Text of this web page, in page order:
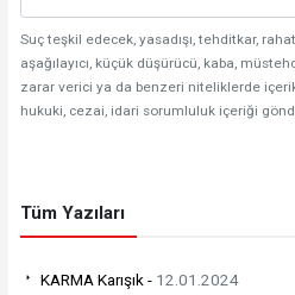
Suç teşkil edecek, yasadışı, tehditkar,
aşağılayıcı, küçük düşürücü, kaba,
zarar verici ya da benzeri niteliklerde
hukuki, cezai, idari sorumluluk içeriği
Tüm Yazıları
KARMA Karışık - 12.01.2024